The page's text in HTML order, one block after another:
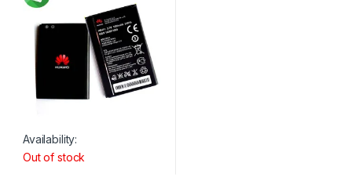
Availability:
Out of stock